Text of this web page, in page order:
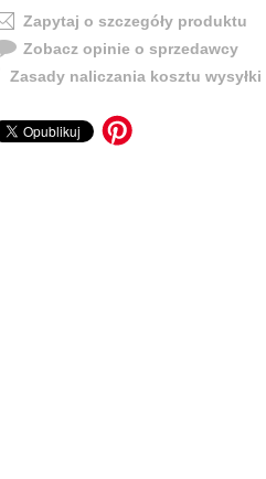
Zapytaj o szczegóły produktu
Zobacz opinie o sprzedawcy
Zasady naliczania kosztu wysyłki